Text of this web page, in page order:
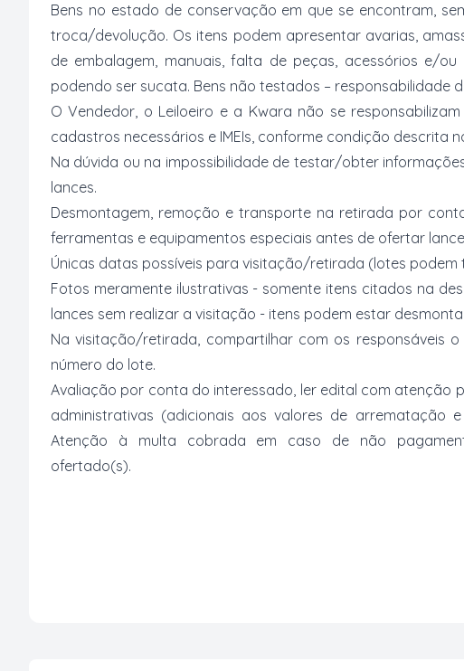
Bens no estado de conservação em que se encontram,
troca/devolução. Os itens podem apresentar avarias,
de embalagem, manuais, falta de peças, acessórios e/
podendo ser sucata. Bens não testados – responsabilidade
O Vendedor, o Leiloeiro e a Kwara não se
cadastros necessários e IMEIs, conforme condição descrita
Na dúvida ou na impossibilidade de testar/obter
lances.
Desmontagem, remoção e transporte na retirada por
ferramentas e equipamentos especiais antes de ofertar
Únicas datas possíveis para visitação/retirada (lotes
Fotos meramente ilustrativas - somente itens citados na
lances sem realizar a visitação - itens podem estar
Na visitação/retirada, compartilhar com os responsáveis
número do lote.
Avaliação por conta do interessado, ler edital com atenção
administrativas (adicionais aos valores de arrematação
Atenção à multa cobrada em caso de não
ofertado(s).